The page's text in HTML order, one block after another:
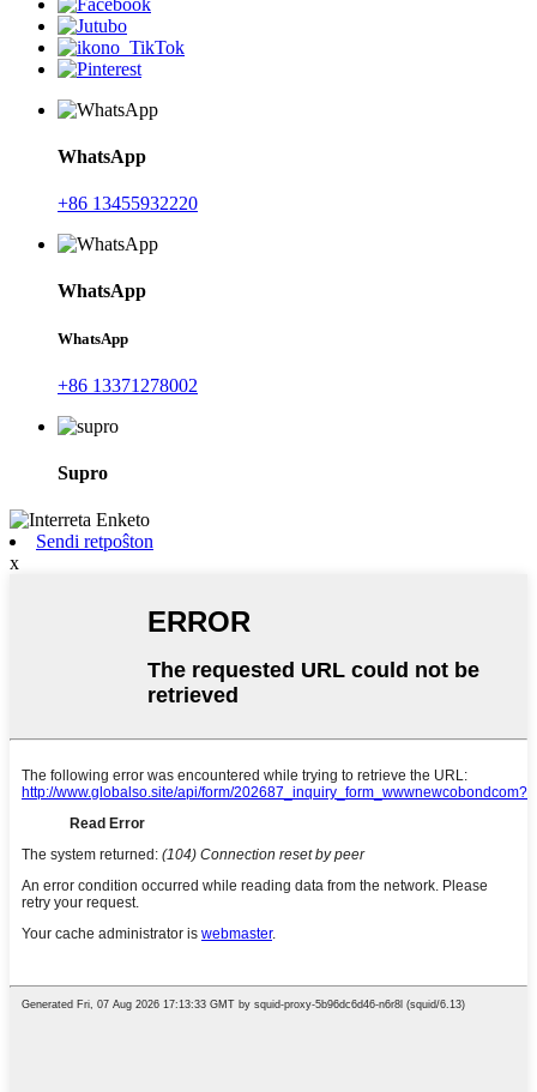
WhatsApp
+86 13455932220
WhatsApp
WhatsApp
+86 13371278002
Supro
Sendi retpoŝton
x